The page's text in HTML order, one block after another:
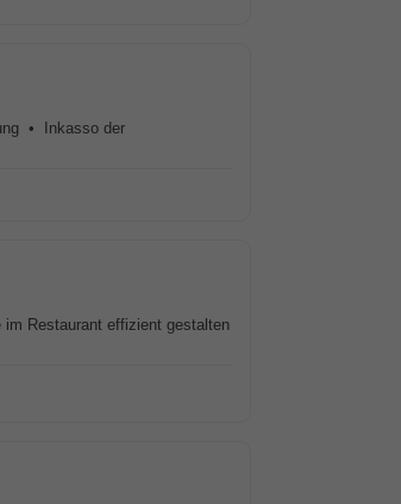
• Inkasso der
im Restaurant effizient gestalten